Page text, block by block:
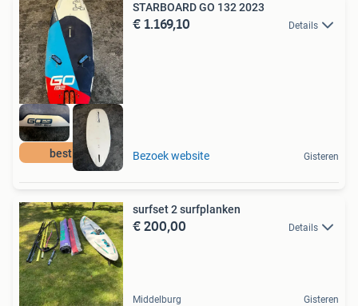
best buy
STARBOARD GO 132 2023
€ 1.169,10 Details
Bezoek website Gisteren
surfset 2 surfplanken
€ 200,00 Details
Middelburg Gisteren